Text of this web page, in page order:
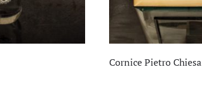
Cornice Pietro Chiesa